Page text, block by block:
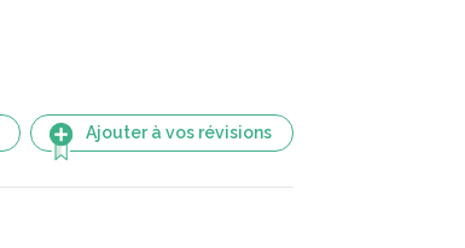
Ajouter à vos révisions